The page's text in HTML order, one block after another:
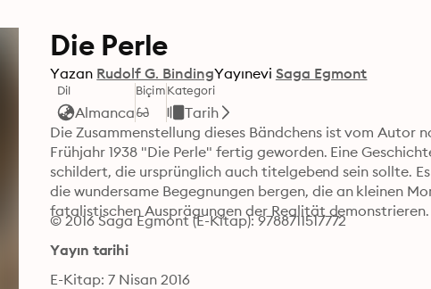
Die Perle
Yazan Rudolf G. BindingYayınevi Saga Egmont
Dil
Almanca
BiçimKategori
Tarih
Die Zusammenstellung dieses Bändchens ist vom Autor
Frühjahr 1938 "Die Perle" fertig geworden. Eine
schildert, die ursprünglich auch titelgebend sein sollte.
die wundersame Begegnungen bergen, die an kleinen
fatalistischen Ausprägungen der Realität demonstrieren.
© 2016 Saga Egmont (E-Kitap): 9788711517772
Yayın tarihi
E-Kitap: 7 Nisan 2016